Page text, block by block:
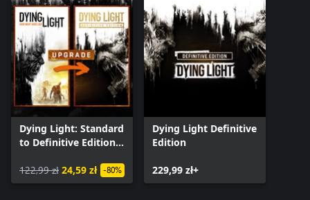
Dying Light: Standard
to Definitive Edition
122,99 zł 24,59 zł -80%
Dying Light Definitive
Edition
229,99 zł+